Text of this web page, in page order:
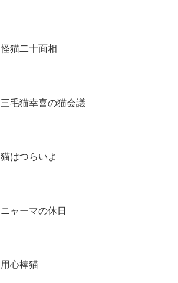
怪猫二十面相
三毛猫幸喜の猫会議
猫はつらいよ
ニャーマの休日
用心棒猫